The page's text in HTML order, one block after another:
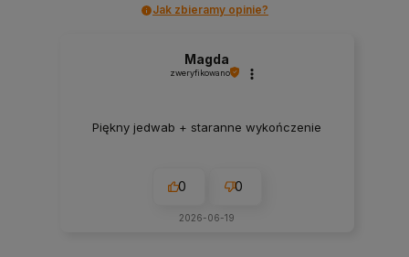
Jak zbieramy opinie?
Magda
zweryfikowano
Piękny jedwab + staranne wykończenie
0 0
2026-06-19